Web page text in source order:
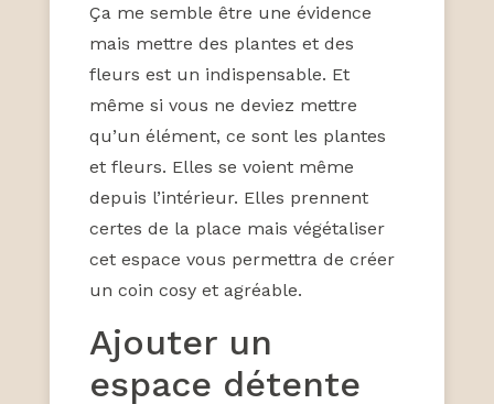
Ça me semble être une évidence
mais mettre des plantes et des
fleurs est un indispensable. Et
même si vous ne deviez mettre
qu’un élément, ce sont les plantes
et fleurs. Elles se voient même
depuis l’intérieur. Elles prennent
certes de la place mais végétaliser
cet espace vous permettra de créer
un coin cosy et agréable.
Ajouter un
espace détente